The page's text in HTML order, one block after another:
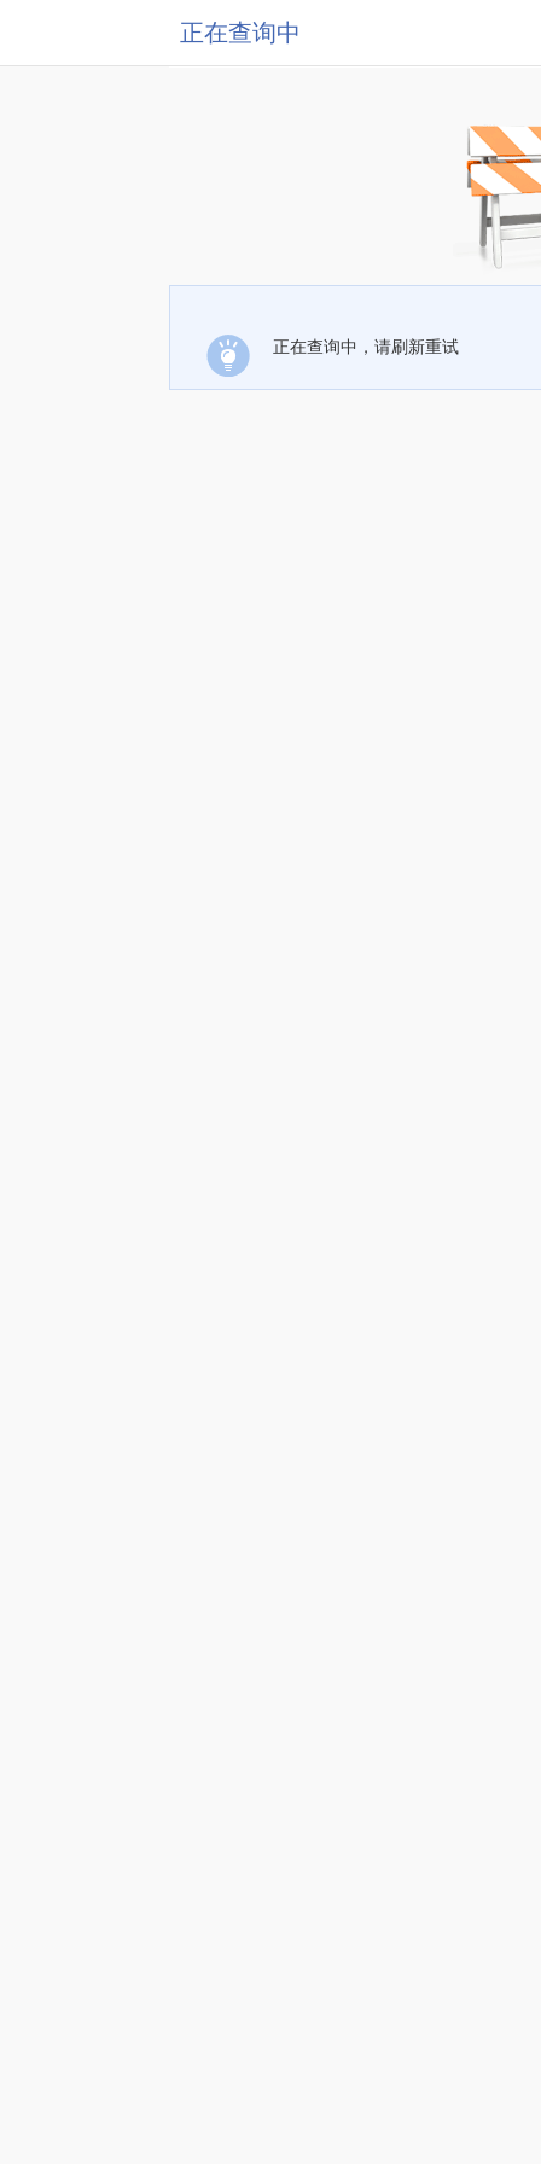
正在查询中
正在查询中，请刷新重试